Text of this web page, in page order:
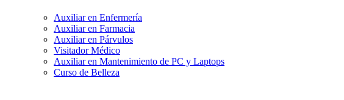
Auxiliar en Enfermería
Auxiliar en Farmacia
Auxiliar en Párvulos
Visitador Médico
Auxiliar en Mantenimiento de PC y Laptops
Curso de Belleza